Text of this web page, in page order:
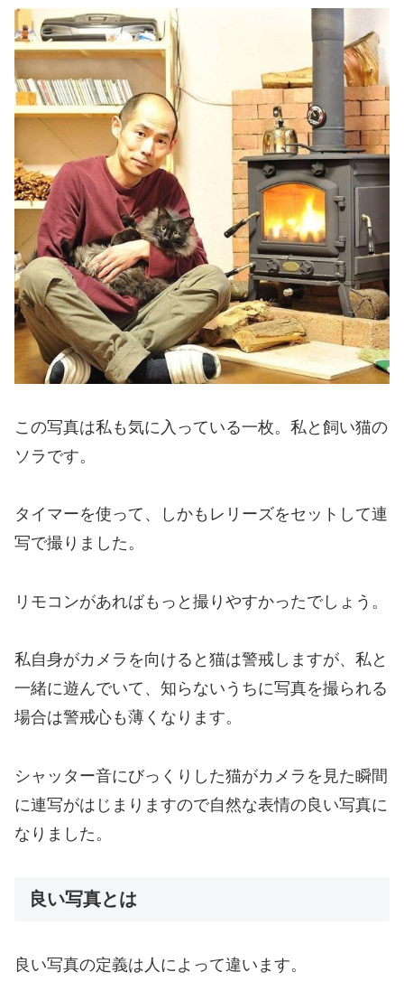
この写真は私も気に入っている一枚。私と飼い猫の
ソラです。
タイマーを使って、しかもレリーズをセットして連
写で撮りました。
リモコンがあればもっと撮りやすかったでしょう。
私自身がカメラを向けると猫は警戒しますが、私と
一緒に遊んでいて、知らないうちに写真を撮られる
場合は警戒心も薄くなります。
シャッター音にびっくりした猫がカメラを見た瞬間
に連写がはじまりますので自然な表情の良い写真に
なりました。
良い写真とは
良い写真の定義は人によって違います。